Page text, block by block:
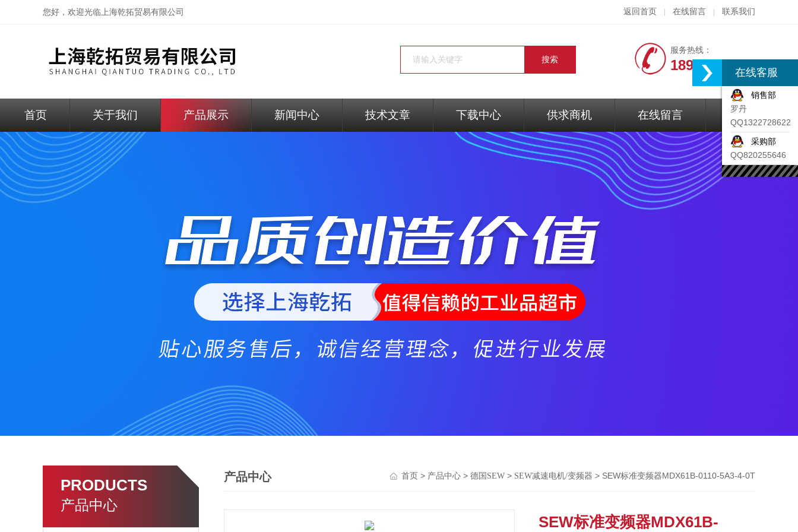
您好，欢迎光临上海乾拓贸易有限公司 返回首页 在线留言 联系我们
服务热线：
18917074297
首页 关于我们 产品展示 新闻中心 技术文章 下载中心 供求商机 在线留言 联系我们
PRODUCTS
产品中心
产品中心 首页 > 产品中心 > 德国SEW > SEW减速电机/变频器 > SEW标准变频器MDX61B-0110-5A3-4-0T
SEW标准变频器MDX61B-
在线客服
销售部
罗丹
QQ1322728622
采购部
QQ820255646